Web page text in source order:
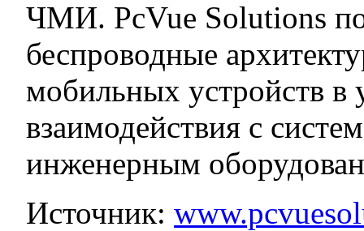
ЧМИ. PcVue Solutions
беспроводные
мобильных устройств в
взаимодействия с
инженерным
Источник: